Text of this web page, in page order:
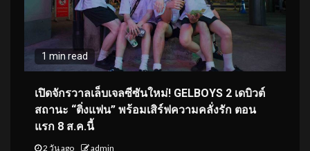
1 min read
เปิดจักรวาลเล็บเจลซีซันใหม่! GELBOYS 2 เดบิวต์
สถานะ “ติ่งแฟน” พร้อมเสิร์ฟความคลั่งรัก ตอน
แรก 8 ส.ค.นี้
2 วัน ago admin